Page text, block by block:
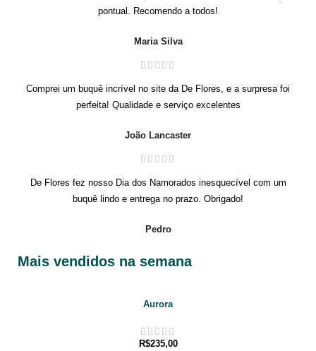
pontual. Recomendo a todos!
Maria Silva
Comprei um buquê incrível no site da De Flores, e a surpresa foi
perfeita! Qualidade e serviço excelentes
João Lancaster
De Flores fez nosso Dia dos Namorados inesquecível com um
buquê lindo e entrega no prazo. Obrigado!
Pedro
Mais vendidos na semana
Aurora
R$235,00